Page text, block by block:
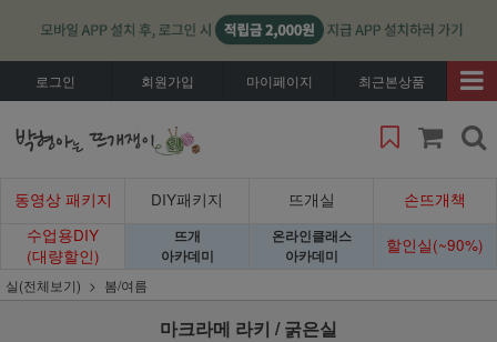
로그인 회원가입 마이페이지 최근본상품
동영상 패키지 DIY패키지 뜨개실
손뜨개책
수업용DIY
(대량할인)
뜨개
아카데미
온라인클래스
아카데미
할인실(~90%)
실(전체보기) 봄/여름
마크라메 라키 / 굵은실